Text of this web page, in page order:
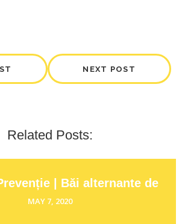
NEXT POST
Related Posts:
| Băi alternante de
Sorin Capră | Herghelia
MAY 7, 2020